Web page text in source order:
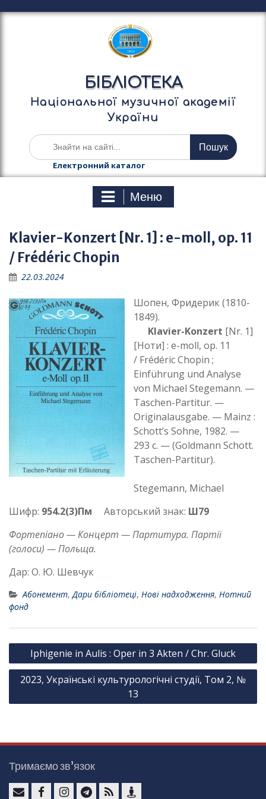
е
у
БІБЛІОТЕКА
Національної музичної академії
України
Ш
у
а
Електронний каталог
Меню
Klavier-Konzert [Nr. 1] : e-moll, op. 11
/ Frédéric Chopin
22.03.2024
Шопен, Фридерик (1810-
1849).
Klavier-Konzert [Nr. 1]
[Ноти] : e-moll, op. 11
/ Frédéric Chopin ;
Einführung und Analyse
von Michael Stegemann. —
Taschen-Partitur. —
Originalausgabe. — Mainz :
Schott’s Sohne, 1982. —
293 c. — (Goldmann Schott.
Taschen-Partitur).
Stegemann, Michael
Шифр: 954.2(3)Пм Авторський знак: Ш79
Фортепіано — Концерт — Партитура. Партії
(голоси) — Польща.
Дар: О. Ю. Шевчук
Абонемент,Дари бібліотеці, Нові надходження, Нотний
фонд
Н
а
і
і
я
Iphigenie in Aulis : Oper in 3 Akten / Chr. Gluck
2023, Українські культурологічні студії, Том 2, №
13
Тримаємо зв’язок